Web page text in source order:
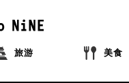
旅游 美食